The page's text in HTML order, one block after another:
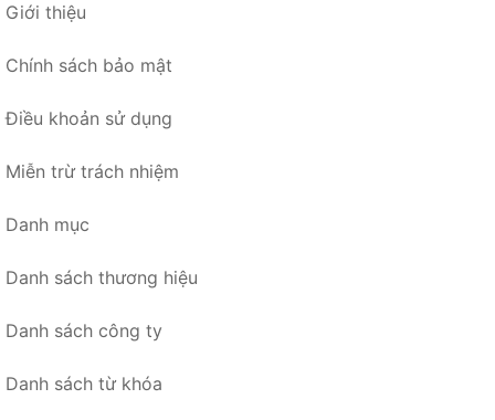
Giới thiệu
Chính sách bảo mật
Điều khoản sử dụng
Miễn trừ trách nhiệm
Danh mục
Danh sách thương hiệu
Danh sách công ty
Danh sách từ khóa